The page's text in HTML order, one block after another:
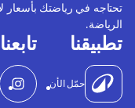
تحتاجه في رياضتك بأسعار
الرياضة.
تطبيقنا
حمّل الأن
تابعنا